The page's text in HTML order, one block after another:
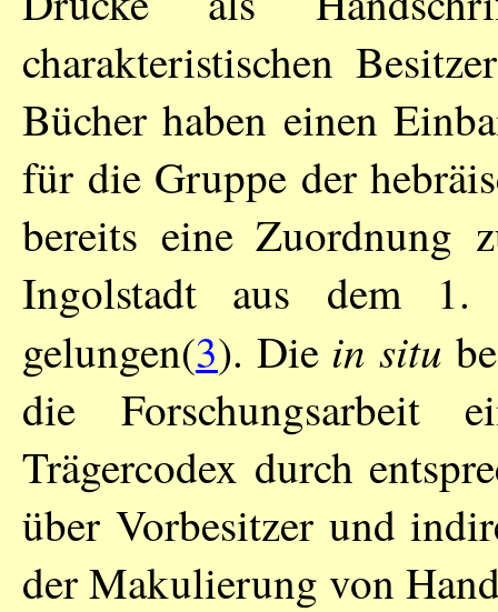
charakteristischen
Bücher haben einen
für die Gruppe der
bereits eine Zuordnung
Ingolstadt aus dem 1.
gelungen(3). Die in situ
die
Trägercodex durch
über Vorbesitzer und
der Makulierung von